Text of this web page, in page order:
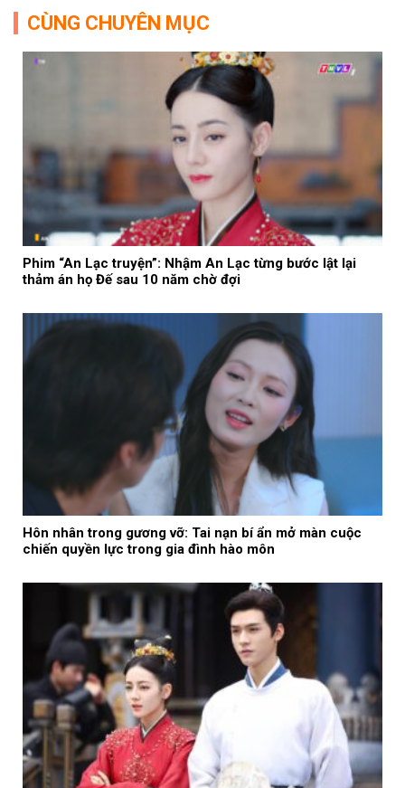
CÙNG CHUYÊN MỤC
Phim “An Lạc truyện”: Nhậm An Lạc từng bước lật lại
thảm án họ Đế sau 10 năm chờ đợi
Hôn nhân trong gương vỡ: Tai nạn bí ẩn mở màn cuộc
chiến quyền lực trong gia đình hào môn